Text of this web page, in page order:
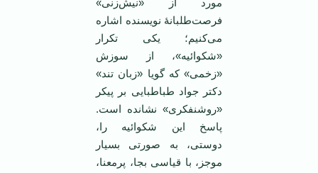
مورد از «نیش‌زنی»
فرصت‌طلبانۀ نویسنده اشاره
می‌کنیم؛ یکی تکرار
«شکوائیه»، از سوزش
«زخمی» که گویا «زبان تند»
دکتر جواد طباطبایی بر پیکر
«روشنفکری» نشانده است.
پاسخ این شکوائیه را،
دوستی، به صورتی بسیار
موجز، با قیاسی بجا، پرمعنا،